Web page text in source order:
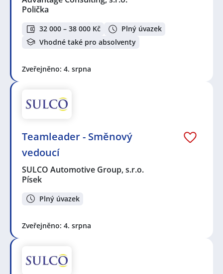
Polička
32 000 – 38 000 Kč
Plný úvazek
Vhodné také pro absolventy
Zveřejněno: 4. srpna
Teamleader - Směnový
vedoucí
SULCO Automotive Group, s.r.o.
Písek
Plný úvazek
Zveřejněno: 4. srpna